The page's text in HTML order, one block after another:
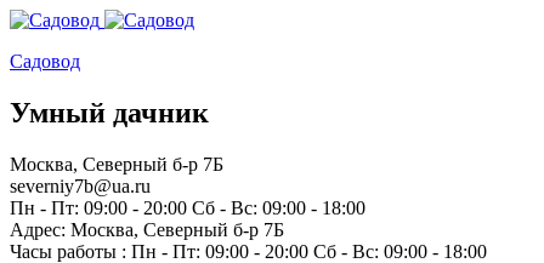
Садовод
Умный дачник
Москва, Северный б-р 7Б
severniy7b@ua.ru
Пн - Пт: 09:00 - 20:00 Сб - Вс: 09:00 - 18:00
Адрес: Москва, Северный б-р 7Б
Часы работы : Пн - Пт: 09:00 - 20:00 Сб - Вс: 09:00 - 18:00